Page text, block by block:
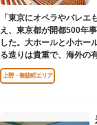
「東京にオペラやバレ
え、東京都が開都500年
した。大ホールと小ホー
る造りは貴重で、海外の
多いホールです。
上野・御徒町エリア